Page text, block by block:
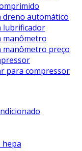
dreno automático
lubrificador
manômetro
manômetro preço
para compressor
hepa